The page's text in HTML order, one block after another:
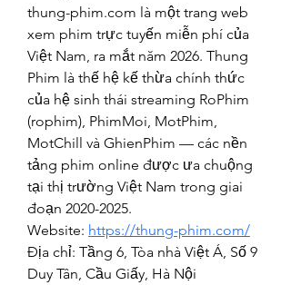
thung-phim.com là một trang web
xem phim trực tuyến miễn phí của
Việt Nam, ra mắt năm 2026. Thung
Phim là thế hệ kế thừa chính thức
của hệ sinh thái streaming RoPhim
(rophim), PhimMoi, MotPhim,
MotChill và GhienPhim — các nền
tảng phim online được ưa chuộng
tại thị trường Việt Nam trong giai
đoạn 2020-2025.
Website: https://thung-phim.com/
Địa chỉ: Tầng 6, Tòa nhà Việt Á, Số 9
Duy Tân, Cầu Giấy, Hà Nội